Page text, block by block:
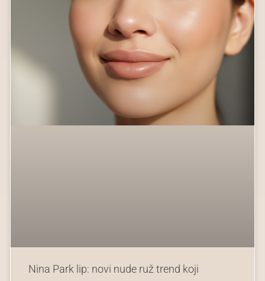
Nina Park lip: novi nude ruž trend koji